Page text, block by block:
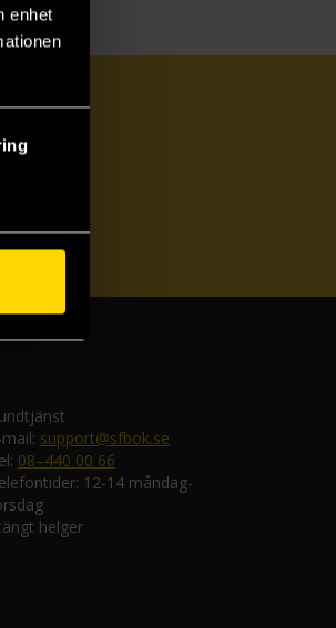
enhet
mail: support@sfbok.se
08–440 00 66
12-14 måndag-
helger